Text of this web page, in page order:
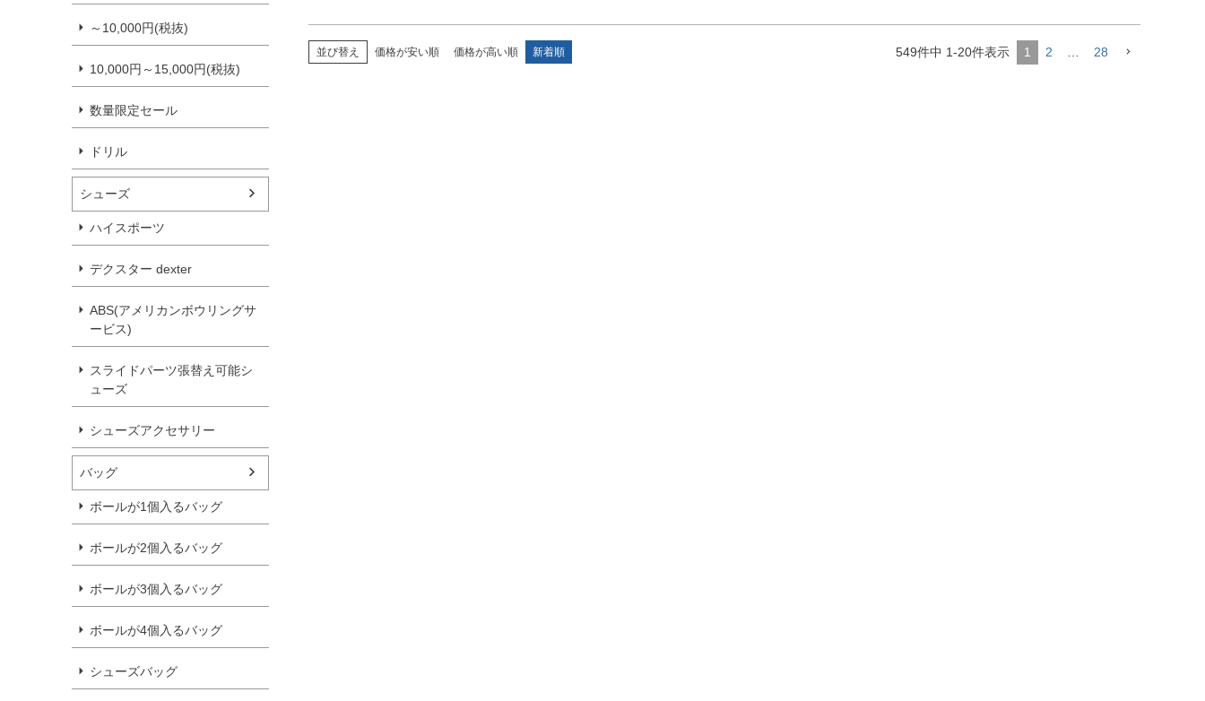
～10,000円(税抜)
10,000円～15,000円(税抜)
数量限定セール
ドリル
シューズ
ハイスポーツ
デクスター dexter
ABS(アメリカンボウリングサ
ービス)
スライドパーツ張替え可能シ
ューズ
シューズアクセサリー
バッグ
ボールが1個入るバッグ
ボールが2個入るバッグ
ボールが3個入るバッグ
ボールが4個入るバッグ
シューズバッグ
並び替え 価格が安い順 価格が高い順 新着順 549件中 1-20件表示 1 2 28